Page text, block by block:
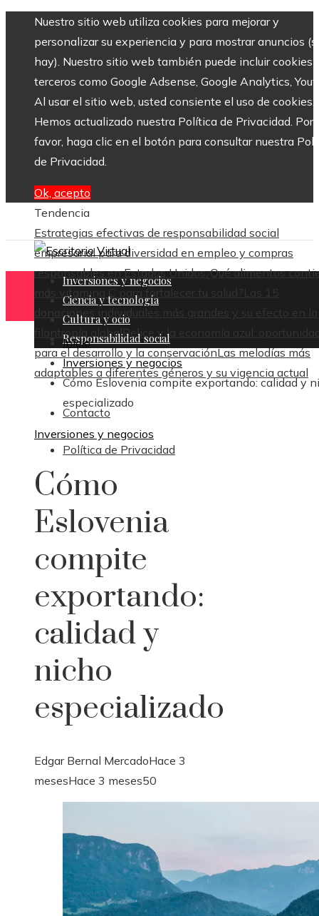
Nuestro sitio web utiliza cookies para mejorar y
personalizar su experiencia y para mostrar anuncios
hay). Nuestro sitio web también puede incluir cookies
terceros como Google Adsense, Google Analytics,
Al usar el sitio web, usted consiente el uso de cookies.
Hemos actualizado nuestra Política de Privacidad. Por
favor, haga clic en el botón para consultar nuestra
de Privacidad.
Ok, acepto
Tendencia
Estrategias efectivas de responsabilidad social
empresarial para diversidad en empleo y compras
responsables en Estados Unidos¿Qué alimentos
más vitamina C para fortalecer tu salud? Las 15
donaciones individuales más grandes y su efecto en la
filantropía global Belice y la economía azul:
para el desarrollo y la conservaciónLas melodías más
adaptables a diferentes géneros y su vigencia actual
Contacto
Política de Privacidad
Inversiones y negocios
Ciencia y tecnología
Cultura y ocio
Responsabilidad social
Inicio
Inversiones y negocios
Cómo Eslovenia compite exportando: calidad y
especializado
Inversiones y negocios
Cómo
Eslovenia
compite
exportando:
calidad y
nicho
especializado
Edgar Bernal MercadoHace 3
mesesHace 3 meses50